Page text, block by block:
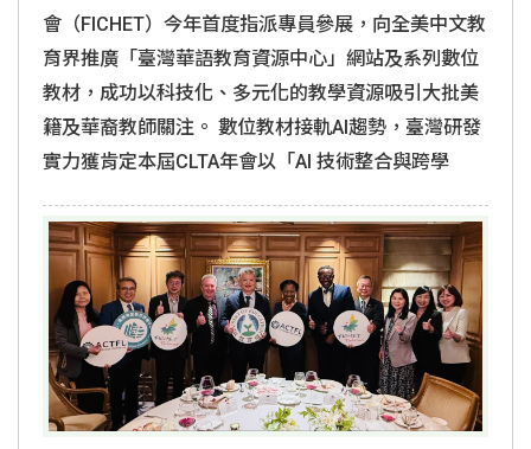
會（FICHET）今年首度指派專員參展，向全美中文教
育界推廣「臺灣華語教育資源中心」網站及系列數位
教材，成功以科技化、多元化的教學資源吸引大批美
籍及華裔教師關注。 數位教材接軌AI趨勢，臺灣研發
實力獲肯定本屆CLTA年會以「AI 技術整合與跨學